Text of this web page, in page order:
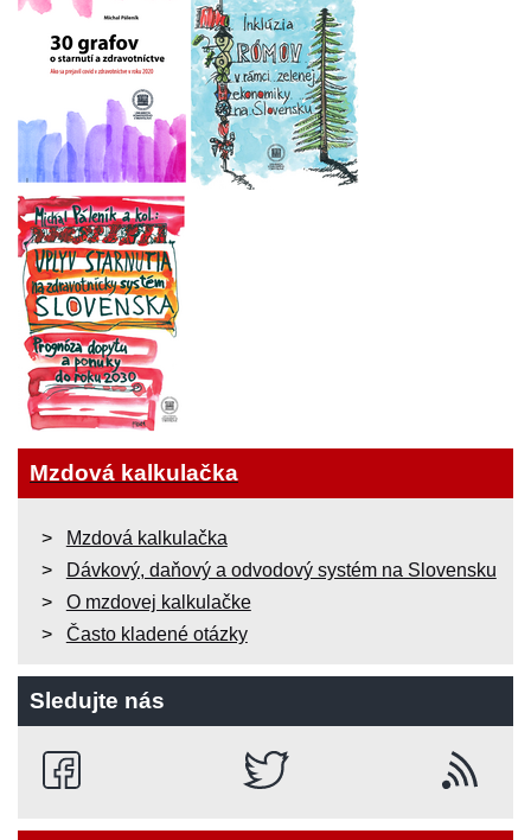
Mzdová kalkulačka
Mzdová kalkulačka
Dávkový, daňový a odvodový systém na Slovensku
O mzdovej kalkulačke
Často kladené otázky
Sledujte nás